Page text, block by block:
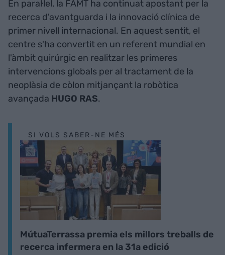
En paral·lel, la FAMT ha continuat apostant per la
recerca d'avantguarda i la innovació clínica de
primer nivell internacional. En aquest sentit, el
centre s'ha convertit en un referent mundial en
l'àmbit quirúrgic en realitzar les primeres
intervencions globals per al tractament de la
neoplàsia de còlon mitjançant la robòtica
avançada HUGO RAS.
SI VOLS SABER-NE MÉS
MútuaTerrassa premia els millors treballs de
recerca infermera en la 31a edició